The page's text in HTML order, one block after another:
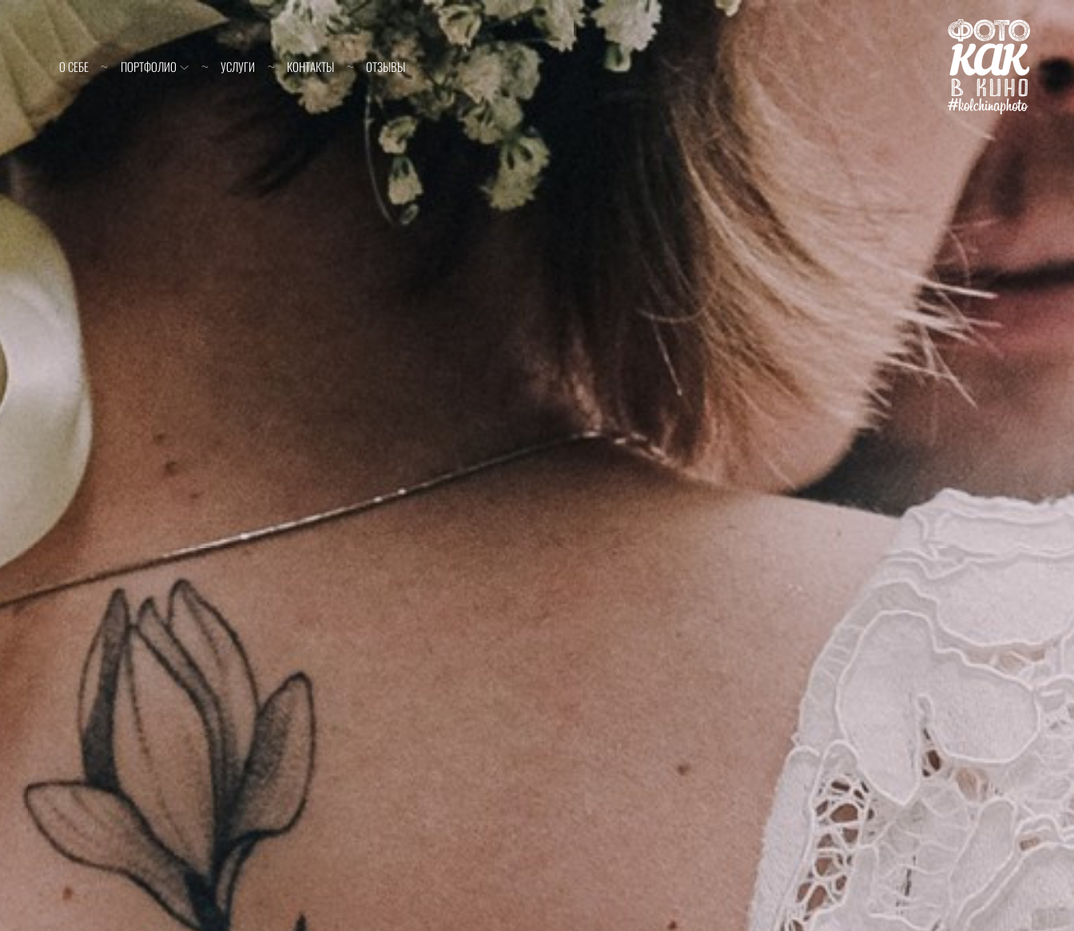
О СЕБЕ ПОРТФОЛИО УСЛУГИ КОНТАКТЫ ОТЗЫВЫ